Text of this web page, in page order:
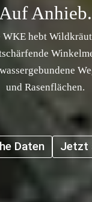
Anhieb.
hebt
und Rasenflächen.
Daten Jetzt